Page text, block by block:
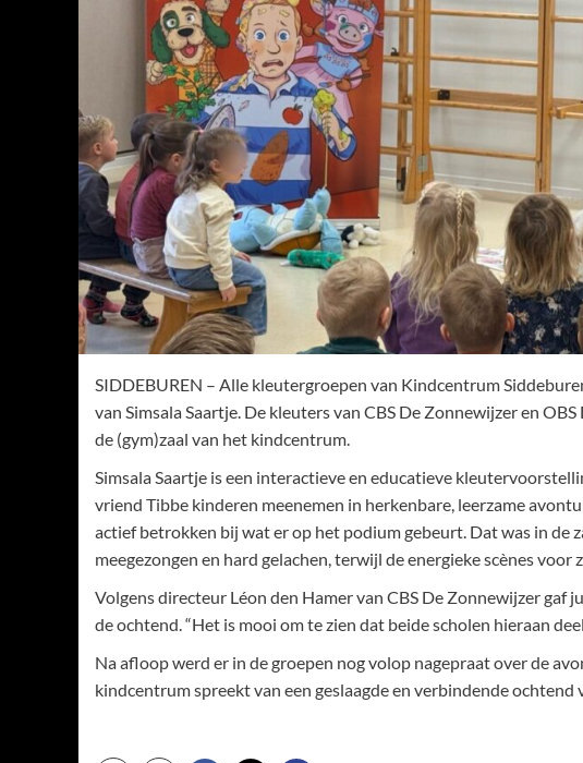
SIDDEBUREN – Alle kleutergroepen van Kindcentrum
van Simsala Saartje. De kleuters van CBS De Zonnewijzer en
de (gym)zaal van het kindcentrum.
Simsala Saartje is een interactieve en educatieve
vriend Tibbe kinderen meenemen in herkenbare, leerzame
actief betrokken bij wat er op het podium gebeurt. Dat was in de
meegezongen en hard gelachen, terwijl de energieke scènes voor
Volgens directeur Léon den Hamer van CBS De Zonnewijzer gaf
de ochtend. “Het is mooi om te zien dat beide scholen hieraan
Na afloop werd er in de groepen nog volop nagepraat over de
kindcentrum spreekt van een geslaagde en verbindende